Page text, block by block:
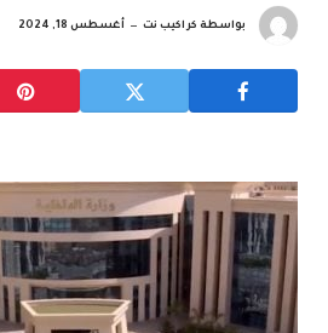
بواسطة كراكيب نت أغسطس 18, 2024